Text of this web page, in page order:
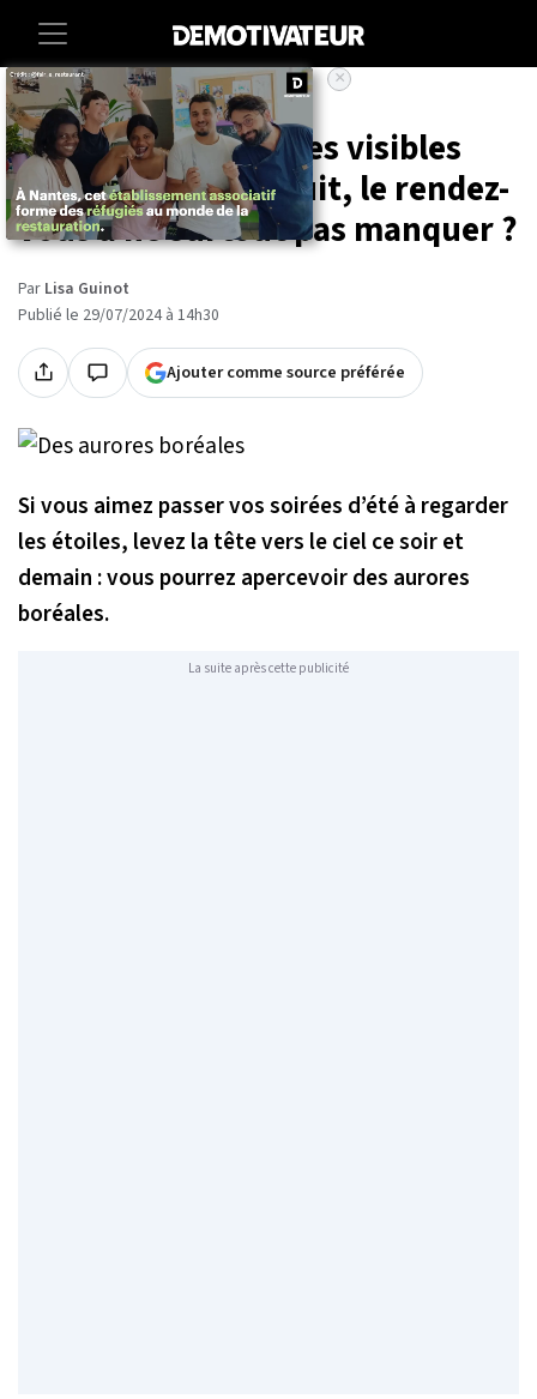
Accueil Societe Environnement
Des aurores boréales visibles
dans le ciel cette nuit, le rendez-
vous à ne surtout pas manquer ?
Par Lisa Guinot
Publié le 29/07/2024 à 14h30
Ajouter comme source préférée
Si vous aimez passer vos soirées d’été à regarder
les étoiles, levez la tête vers le ciel ce soir et
demain : vous pourrez apercevoir des aurores
boréales.
La suite après cette publicité
×